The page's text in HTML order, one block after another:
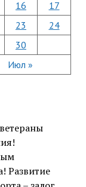
Июл »
16
17
23
24
30
Развитие